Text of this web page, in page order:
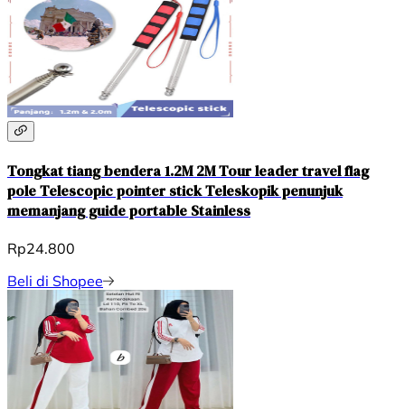
Tongkat tiang bendera 1.2M 2M Tour leader travel flag
pole Telescopic pointer stick Teleskopik penunjuk
memanjang guide portable Stainless
Rp24.800
Beli di Shopee